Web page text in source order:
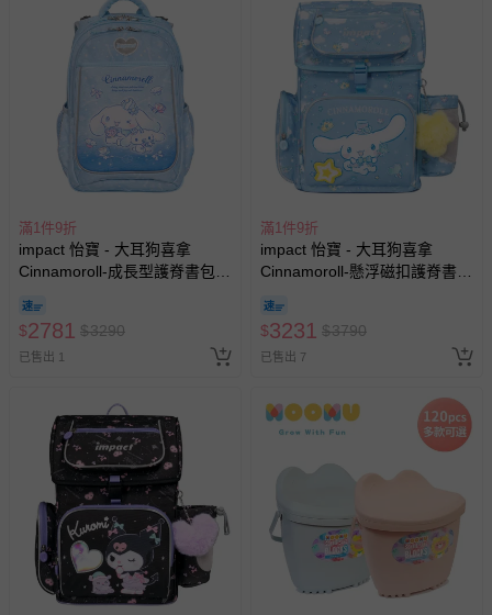
滿1件9折
impact 怡寶 - 大耳狗喜拿
Cinnamoroll-成長型護脊書包-
140cm以上適用 | 精選好禮兩
件組（午餐袋、三角筆袋）
$2781 $3290
已售出 1
滿1件9折
impact 怡寶 - 大耳狗喜拿
Cinnamoroll-懸浮磁扣護脊書
120-140cm以上適用 | 精選好
禮兩件組（午餐袋、三角筆
袋）
$3231 $3790
已售出 7